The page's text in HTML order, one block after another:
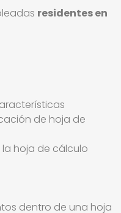
residentes en
de hoja de
hoja de cálculo
dentro de una hoja